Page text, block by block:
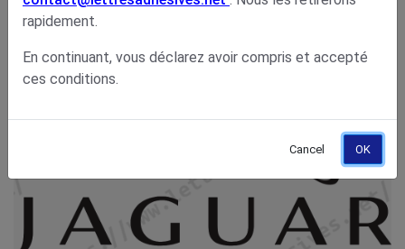
rapidement.
En continuant, vous déclarez avoir compris et accepté
ces conditions.
Cancel OK